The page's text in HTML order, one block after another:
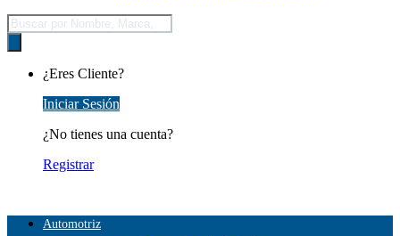
Búsqueda
de
productos
¿Eres Cliente?
Iniciar Sesión
¿No tienes una cuenta?
Registrar
Automotriz